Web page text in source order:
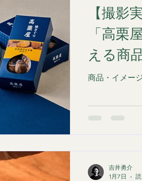
味、ぜひチェ
依頼・ご相談
ど、商品の魅
します。 #フード
#台湾カステラ
【撮影
「高栗
える商
商品・イメー
吉井勇介
1月7日